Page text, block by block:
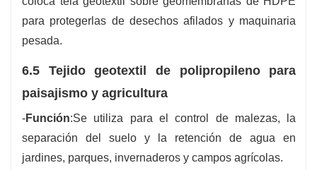
para protegerlas de desechos afilados y maquinaria
pesada.
6.5 Tejido geotextil de polipropileno para
paisajismo y agricultura
-Función:Se utiliza para el control de malezas, la
separación del suelo y la retención de agua en
jardines, parques, invernaderos y campos agrícolas.